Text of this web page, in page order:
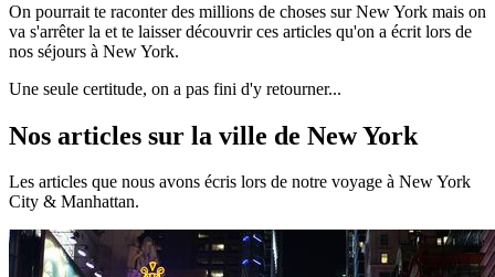
On pourrait te raconter des millions de choses sur New York mais on
va s'arrêter la et te laisser découvrir ces articles qu'on a écrit lors de
nos séjours à New York.
Une seule certitude, on a pas fini d'y retourner...
Nos articles sur la ville de New York
Les articles que nous avons écris lors de notre voyage à New York
City & Manhattan.